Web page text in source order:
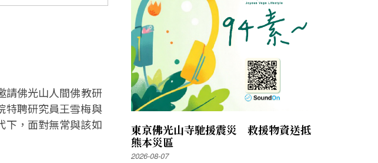
佛光山人間佛教研
特聘研究員王雪梅與
下，面對無常與該如
東京佛光山寺馳援震災 救援物資送抵
熊本災區
2026-08-07